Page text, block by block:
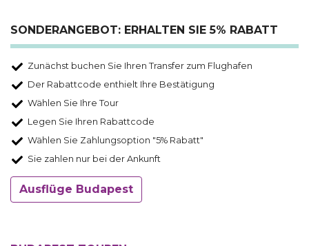
SONDERANGEBOT: ERHALTEN SIE 5% RABATT
Zunächst buchen Sie Ihren Transfer zum Flughafen
Der Rabattcode enthielt Ihre Bestätigung
Wählen Sie Ihre Tour
Legen Sie Ihren Rabattcode
Wählen Sie Zahlungsoption "5% Rabatt"
Sie zahlen nur bei der Ankunft
Ausflüge Budapest